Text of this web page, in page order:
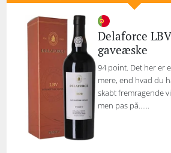
Delaforce
gaveæske
94 point. Det her er
mere, end hvad du
skabt fremragende
men pas på…...